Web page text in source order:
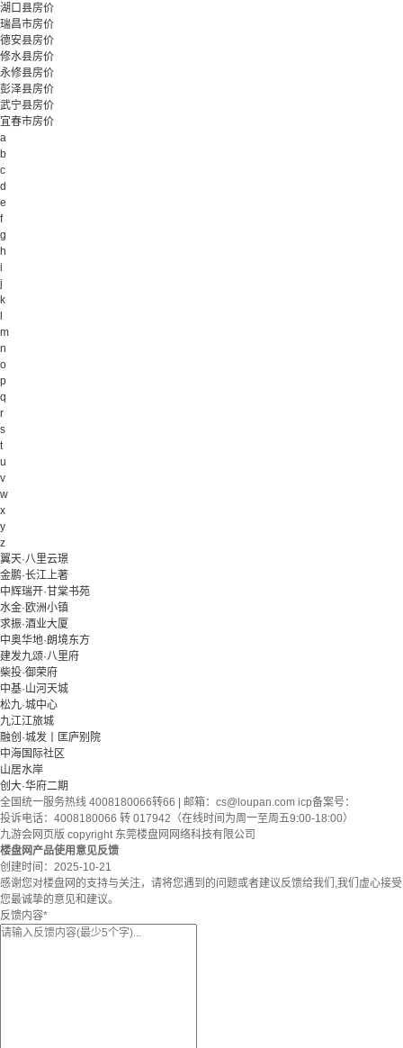
湖口县房价
瑞昌市房价
德安县房价
修水县房价
永修县房价
彭泽县房价
武宁县房价
宜春市房价
a
b
c
d
e
f
g
h
i
j
k
m
n
o
p
q
r
s
t
u
v
w
x
y
z
翼天·八里云璟
金鹏·长江上著
中辉瑞开·甘棠书苑
水金·欧洲小镇
求振·酒业大厦
中奥华地·朗境东方
建发九颂·八里府
柴投·御荣府
中基·山河天城
松九·城中心
九江江旅城
融创·城发丨匡庐别院
中海国际社区
山居水岸
创大·华府二期
全国统一服务热线 4008180066转66 | 邮箱： cs@loupan.com icp备案号：
投诉电话：4008180066 转 017942（在线时间为周一至周五9:00-18:00）
九游会网页版 copyright 东莞楼盘网网络科技有限公司
楼盘网产品使用意见反馈
创建时间： 2025-10-21
感谢您对楼盘网的支持与关注，请将您遇到的问题或者建议反馈给我们,我们虚心接受
您最诚挚的意见和建议。
反馈内容*